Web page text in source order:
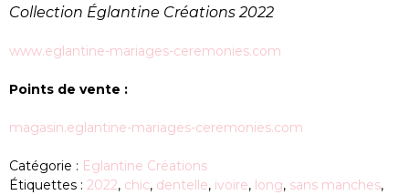
Collection Églantine Créations 2022
www.eglantine-mariages-ceremonies.com
Points de vente :
magasin.eglantine-mariages-ceremonies.com
Catégorie : Eglantine Créations
Étiquettes : 2022, chic, dentelle, ivoire, long, sans manches,